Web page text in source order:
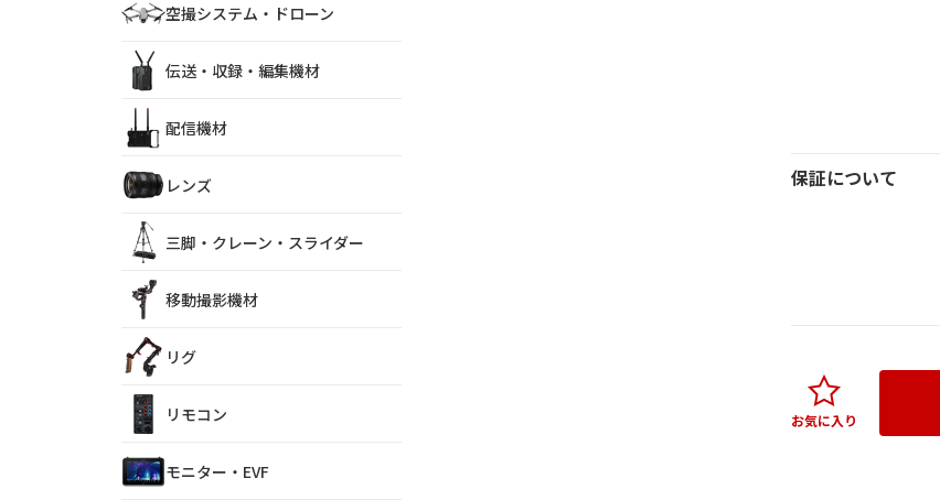
保証について
お気に入り
空撮システム・ドローン
伝送・収録・編集機材
配信機材
レンズ
三脚・クレーン・スライダー
移動撮影機材
リグ
リモコン
モニター・EVF